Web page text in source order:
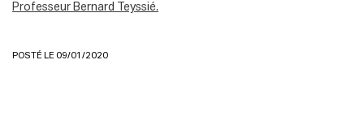
Professeur Bernard Teyssié.
POSTÉ LE 09/01/2020